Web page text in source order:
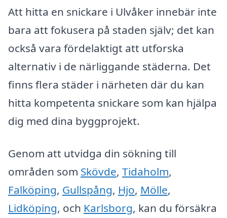
Att hitta en snickare i Ulvåker innebär inte
bara att fokusera på staden själv; det kan
också vara fördelaktigt att utforska
alternativ i de närliggande städerna. Det
finns flera städer i närheten där du kan
hitta kompetenta snickare som kan hjälpa
dig med dina byggprojekt.
Genom att utvidga din sökning till
områden som Skövde, Tidaholm,
Falköping, Gullspång, Hjo, Mölle,
Lidköping, och Karlsborg, kan du försäkra